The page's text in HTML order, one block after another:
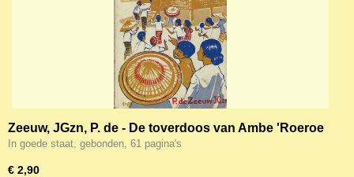
Zeeuw, JGzn, P. de - De toverdoos van Ambe 'Roeroe
In goede staat, gebonden, 61 pagina's
€ 2,90